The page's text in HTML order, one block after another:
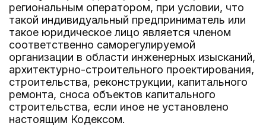
региональным оператором, при условии, что
такой индивидуальный предприниматель или
такое юридическое лицо является членом
соответственно саморегулируемой
организации в области инженерных изысканий,
архитектурно-строительного проектирования,
строительства, реконструкции, капитального
ремонта, сноса объектов капитального
строительства, если иное не установлено
настоящим Кодексом.